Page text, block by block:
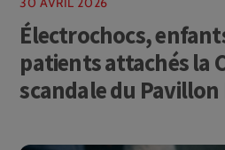
Électrochocs,
patients attachés la CCDH dénonce le
scandale du